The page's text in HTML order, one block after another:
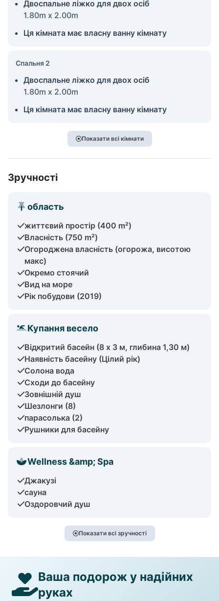
Двоспальне ліжко для двох осіб
1.80m x 2.00m
Ця кімната має власну ванну кімнату
Спальня 2
Двоспальне ліжко для двох осіб
1.80m x 2.00m
Ця кімната має власну ванну кімнату
Показати всі кімнати
Зручності
область
життєвий простір (400 m²)
Власність (750 m²)
Огороджена власність (огорожа, висотою
макс)
Окремо стоячий
Вид на море
Рік побудови (2019)
Купання весело
Відкритий басейн (8 х 3 м, глибина 1,30 м)
Наявність басейну (Цілий рік)
Солона вода
Сходи до басейну
Зовнішній душ
Шезлонги (8)
парасолька (2)
Рушники для басейну
Wellness &amp; Spa
Джакузі
сауна
Оздоровчий душ
Показати всі зручності
Ваша подорож у надійних
руках